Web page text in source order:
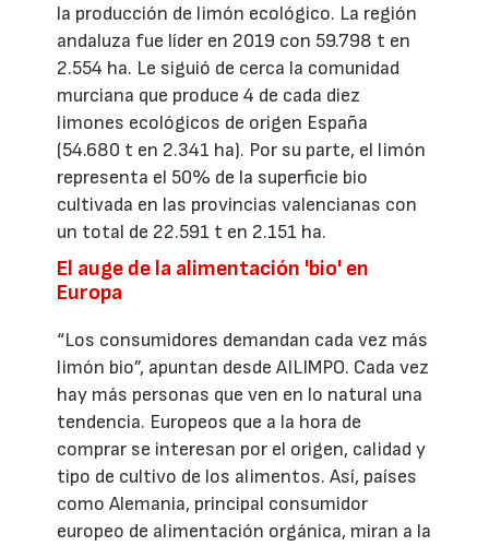
la producción de limón ecológico. La región
andaluza fue líder en 2019 con 59.798 t en
2.554 ha. Le siguió de cerca la comunidad
murciana que produce 4 de cada diez
limones ecológicos de origen España
(54.680 t en 2.341 ha). Por su parte, el limón
representa el 50% de la superficie bio
cultivada en las provincias valencianas con
un total de 22.591 t en 2.151 ha.
El auge de la alimentación 'bio' en
Europa
“Los consumidores demandan cada vez más
limón bio”, apuntan desde AILIMPO. Cada vez
hay más personas que ven en lo natural una
tendencia. Europeos que a la hora de
comprar se interesan por el origen, calidad y
tipo de cultivo de los alimentos. Así, países
como Alemania, principal consumidor
europeo de alimentación orgánica, miran a la